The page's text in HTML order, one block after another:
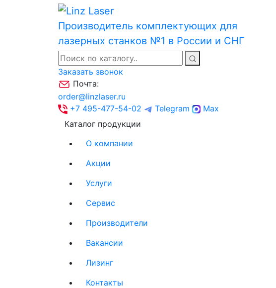
Производитель комплектующих для
лазерных станков №1 в России и СНГ
Заказать звонок
Почта:
order@linzlaser.ru
+7 495-477-54-02
Telegram
Max
Каталог продукции
О компании
Акции
Услуги
Сервис
Производители
Вакансии
Лизинг
Контакты